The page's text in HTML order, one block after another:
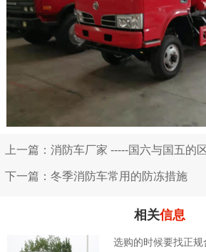
上一篇：消防车厂家 -----国六与国五的
下一篇：冬季消防车常用的防冻措施
相关信息
选购的时候要找正